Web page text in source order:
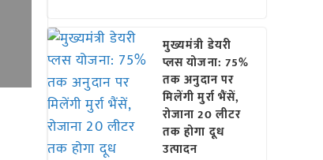
मुख्यमंत्री डेयरी
प्लस योजना: 75%
तक अनुदान पर
मिलेंगी मुर्रा भैंसें,
रोजाना 20 लीटर
तक होगा दूध
उत्पादन